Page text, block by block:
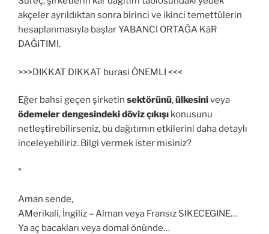
akçeler ayrıldıktan sonra birinci ve ikinci temettülerin
hesaplanmasıyla başlar YABANCI ORTAĞA KâR
DAĞITIMI.
>>>DIKKAT DIKKAT burasi ÖNEMLI <<<
Eğer bahsi geçen şirketin sektörünü,ülkesiniveya
ödemeler dengesindeki döviz çıkışı konusunu
netleştirebilirseniz, bu dağıtımın etkilerini daha detaylı
inceleyebiliriz. Bilgi vermek ister misiniz?
*
Aman sende,
AMerikali, İngiliz – Alman veya Fransız SIKECEGINE…
Ya aç bacakları veya domal önünde…